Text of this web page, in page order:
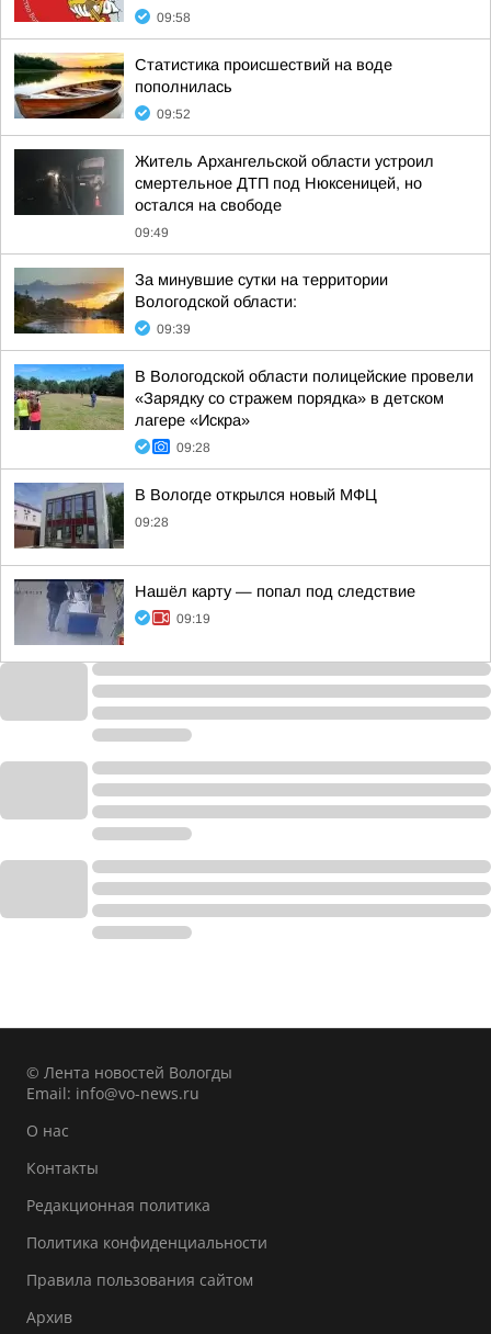
09:58
Статистика происшествий на воде
пополнилась
09:52
Житель Архангельской области устроил
смертельное ДТП под Нюксеницей, но
остался на свободе
09:49
За минувшие сутки на территории
Вологодской области:
09:39
В Вологодской области полицейские провели
«Зарядку со стражем порядка» в детском
лагере «Искра»
09:28
В Вологде открылся новый МФЦ
09:28
Нашёл карту — попал под следствие
09:19
© Лента новостей Вологды
Email: info@vo-news.ru
О нас
Контакты
Редакционная политика
Политика конфиденциальности
Правила пользования сайтом
Архив